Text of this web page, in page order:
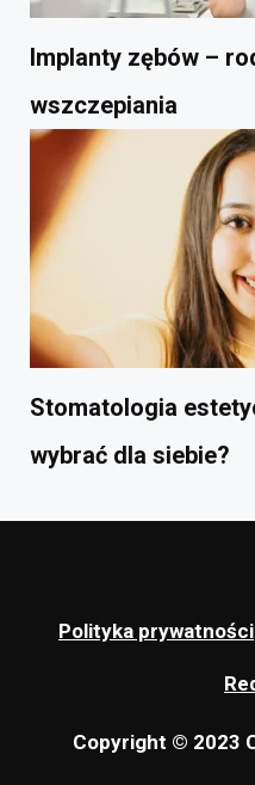
Implanty zębów –
wszczepiania
Stomatologia
wybrać dla siebie?
Polityka prywatności
Copyright © 2023